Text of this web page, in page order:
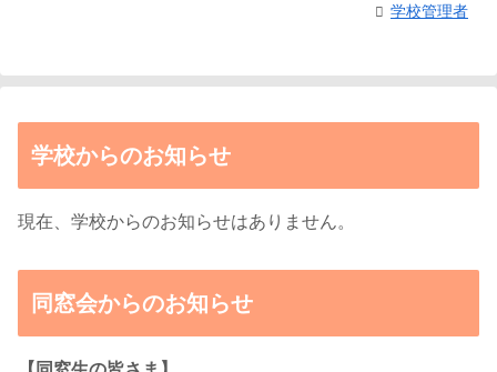
学校管理者
学校からのお知らせ
現在、学校からのお知らせはありません。
同窓会からのお知らせ